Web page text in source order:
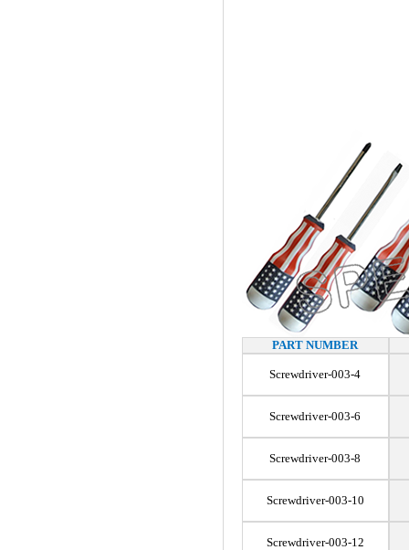
PART NUMBER
Screwdriver-003-4
Screwdriver-003-6
Screwdriver-003-8
Screwdriver-003-10
Screwdriver-003-12